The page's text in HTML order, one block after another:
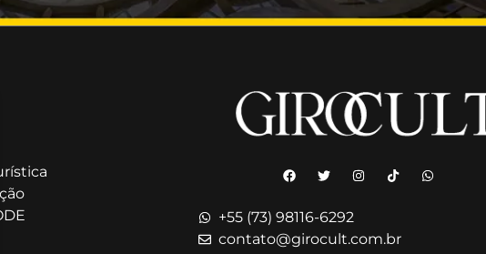
+55 (73) 98116-6292
contato@girocult.com.br